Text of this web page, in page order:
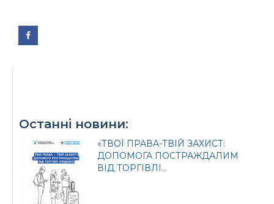
Останні новини:
«ТВОЇ ПРАВА-ТВІЙ ЗАХИСТ:
ДОПОМОГА ПОСТРАЖДАЛИМ
ВІД ТОРГІВЛІ...
Офіційний веб-сайт
районної ради